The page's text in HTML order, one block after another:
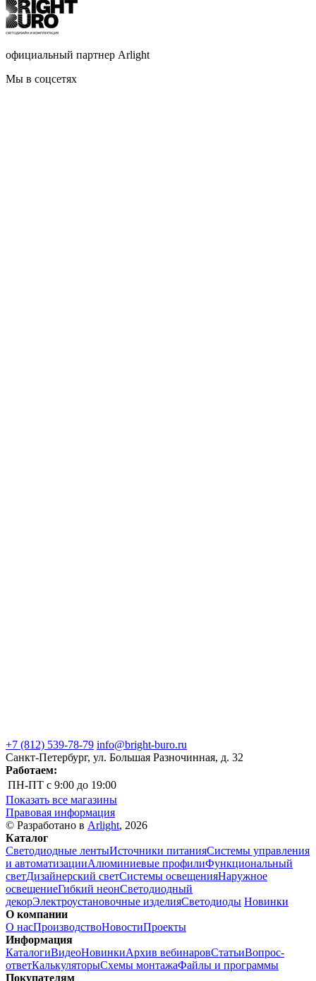
официальный партнер Arlight
Мы в соцсетях
+7 (812) 539-78-79 info@bright-buro.ru
Санкт-Петербург, ул. Большая Разночинная, д. 32
Работаем:
ПН-ПТ с 9:00 до 19:00
Показать все магазины
Правовая информация
© Разработано в Arlight, 2026
Каталог
Светодиодные лентыИсточники питанияСистемы управления
и автоматизацииАлюминиевые профилиФункциональный
светДизайнерский светСистемы освещенияНаружное
освещениеГибкий неонСветодиодный
декорЭлектроустановочные изделияСветодиоды Новинки
О компании
О насПроизводствоНовостиПроекты
Информация
КаталогиВидеоНовинкиАрхив вебинаровСтатьиВопрос-
ответКалькуляторыСхемы монтажаФайлы и программы
Покупателям